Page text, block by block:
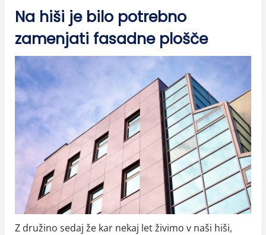
in:
Na hiši je bilo potrebno
zamenjati fasadne plošče
Z družino sedaj že kar nekaj let živimo v naši hiši,